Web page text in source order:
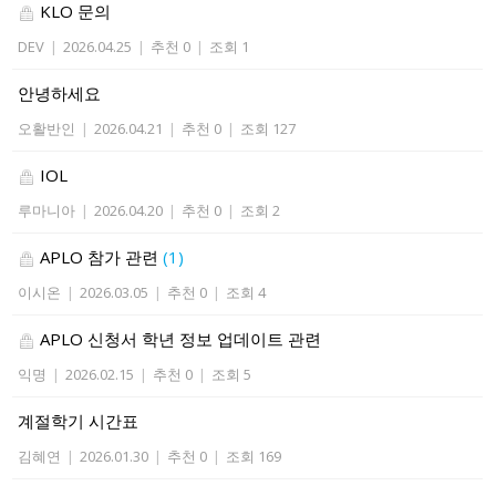
KLO 문의
DEV | 2026.04.25 | 추천 0 | 조회 1
안녕하세요
오활반인 | 2026.04.21 | 추천 0 | 조회 127
IOL
루마니아 | 2026.04.20 | 추천 0 | 조회 2
APLO 참가 관련(1)
이시온 | 2026.03.05 | 추천 0 | 조회 4
APLO 신청서 학년 정보 업데이트 관련
익명 | 2026.02.15 | 추천 0 | 조회 5
계절학기 시간표
김혜연 | 2026.01.30 | 추천 0 | 조회 169